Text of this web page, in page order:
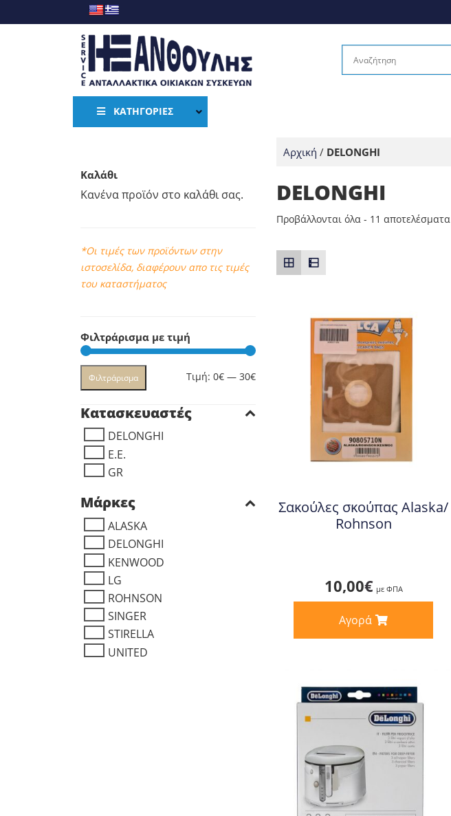
ΚΑΤΗΓΟΡΊΕΣ
Καλάθι
Κανένα προϊόν στο καλάθι σας.
*Οι τιμές των προϊόντων στην
ιστοσελίδα, διαφέρουν απο τις τιμές
του καταστήματος
Φιλτράρισμα με τιμή
Ελάχιστη
Μέγιστη
Φιλτράρισμα Τιμή: 0€ — 30€
Κατασκευαστές
DELONGHI
E.E.
GR
Μάρκες
ALASKA
DELONGHI
KENWOOD
LG
ROHNSON
SINGER
STIRELLA
UNITED
Αρχική / DELONGHI
DELONGHI
Προβάλλονται όλα - 11 αποτελέσματα
Σακούλες σκούπας Alaska/
Rohnson
10,00€ με ΦΠΑ
Αγορά